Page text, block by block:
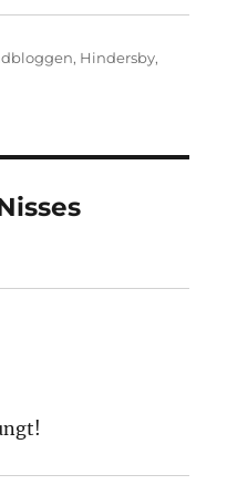
, Hindersby,